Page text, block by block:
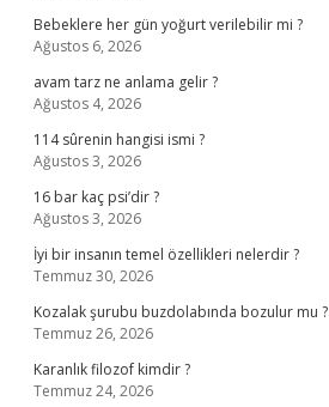
Bebeklere her gün yoğurt verilebilir mi ?
Ağustos 6, 2026
avam tarz ne anlama gelir ?
Ağustos 4, 2026
114 sûrenin hangisi ismi ?
Ağustos 3, 2026
16 bar kaç psi’dir ?
Ağustos 3, 2026
İyi bir insanın temel özellikleri nelerdir ?
Temmuz 30, 2026
Kozalak şurubu buzdolabında bozulur mu ?
Temmuz 26, 2026
Karanlık filozof kimdir ?
Temmuz 24, 2026